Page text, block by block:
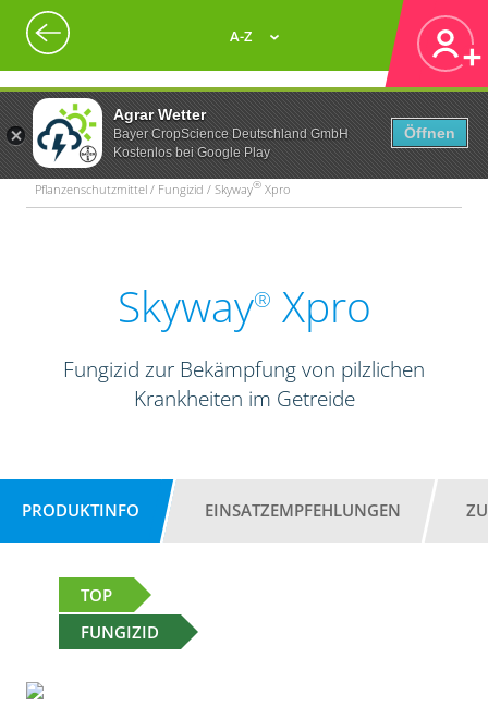
Agrar Wetter
Bayer CropScience Deutschland GmbH
Kostenlos bei Google Play
Öffnen
A-Z
Pflanzenschutzmittel / Fungizid / Skyway® Xpro
Skyway® Xpro
Fungizid zur Bekämpfung von pilzlichen
Krankheiten im Getreide
PRODUKTINFO EINSATZEMPFEHLUNGEN
TOP
FUNGIZID